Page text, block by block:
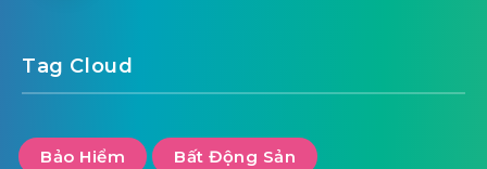
Tag Cloud
Bảo Hiểm Bất Động Sản